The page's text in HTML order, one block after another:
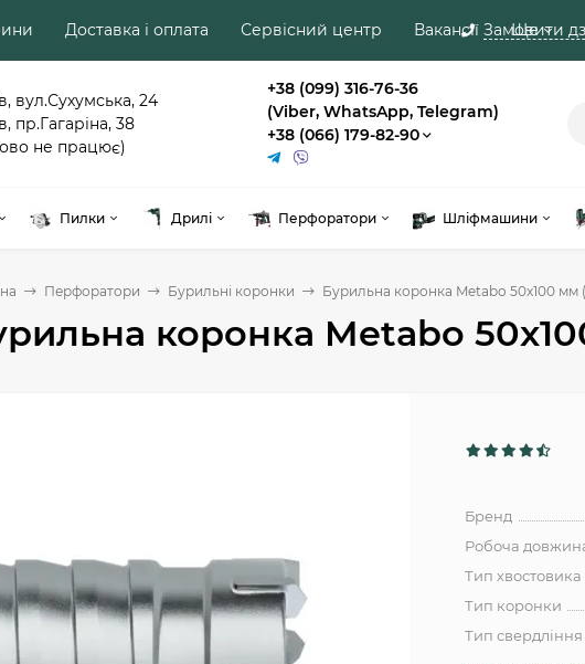
Замовити
Доставка і оплата Сервісний центр Вакансії Ще
вул.Сухумська, 24
пр.Гагаріна, 38
не працює)
+38 (099) 316-76-36
(Viber, WhatsApp, Telegram)
+38 (066) 179-82-90
Пилки Дрилі Перфоратори Шліфмашини
Перфоратори Бурильні коронки Бурильна коронка Metabo 50x100 мм
коронка Metabo
Бренд
Робоча
Тип хвостовика
Тип коронки
Тип свердління